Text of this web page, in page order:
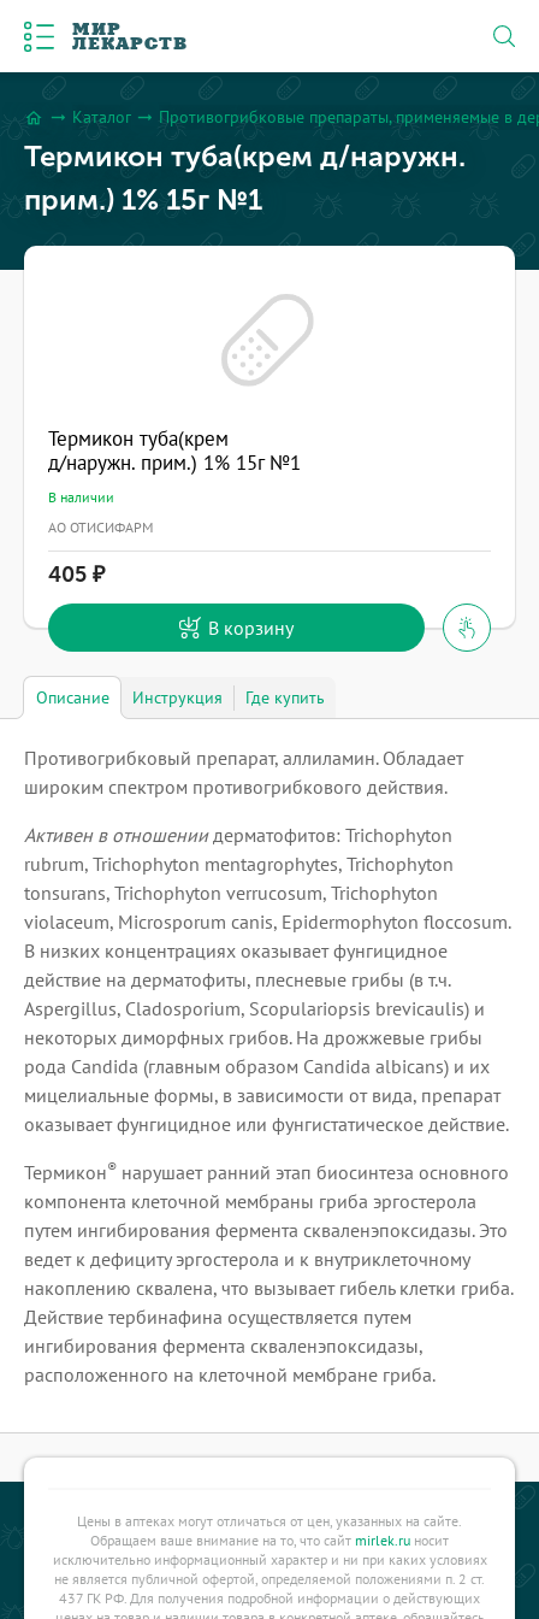
МИР
ЛЕКАРСТВ
home arrow_right_alt Каталог arrow_right_alt Противогрибковые препараты, применяемые в
Термикон туба(крем д/наружн.
прим.) 1% 15г №1
Термикон туба(крем
д/наружн. прим.) 1% 15г №1
В наличии
АО ОТИСИФАРМ
405
В корзину
Описание Инструкция Где купить
Противогрибковый препарат, аллиламин. Обладает
широким спектром противогрибкового действия.
Активен в отношениидерматофитов: Trichophyton
rubrum, Trichophyton mentagrophytes, Trichophyton
tonsurans, Trichophyton verrucosum, Trichophyton
violaceum, Microsporum canis, Epidermophyton floccosum.
В низких концентрациях оказывает фунгицидное
действие на дерматофиты, плесневые грибы (в т.ч.
Aspergillus, Cladosporium, Scopulariopsis brevicaulis) и
некоторых диморфных грибов. На дрожжевые грибы
рода Candida (главным образом Candida albicans) и их
мицелиальные формы, в зависимости от вида, препарат
оказывает фунгицидное или фунгистатическое действие.
Термикон® нарушает ранний этап биосинтеза основного
компонента клеточной мембраны гриба эргостерола
путем ингибирования фермента скваленэпоксидазы. Это
ведет к дефициту эргостерола и к внутриклеточному
накоплению сквалена, что вызывает гибель клетки гриба.
Действие тербинафина осуществляется путем
ингибирования фермента скваленэпоксидазы,
расположенного на клеточной мембране гриба.
Цены в аптеках могут отличаться от цен, указанных на сайте.
Обращаем ваше внимание на то, что сайт mirlek.ru носит
исключительно информационный характер и ни при каких условиях
не является публичной офертой, определяемой положениями п. 2 ст.
437 ГК РФ. Для получения подробной информации о действующих